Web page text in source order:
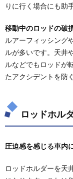
3.
ルダ
ーの
選択
基準
4.
ーの
4.1.
タイプ
のロッ
りに行く場合にも助
移動中のロッドの破
ルアーフィッシング
ルが多いです。天井
ルなどでもロッドが
たアクシデントを防
ロッドホル
圧迫感を感じる車内
ロッドホルダーを天